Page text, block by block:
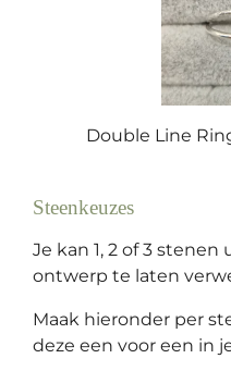
Double Line
Steenkeuzes
Je kan 1, 2 of 3
ontwerp te laten
Maak hieronder per
deze een voor een in